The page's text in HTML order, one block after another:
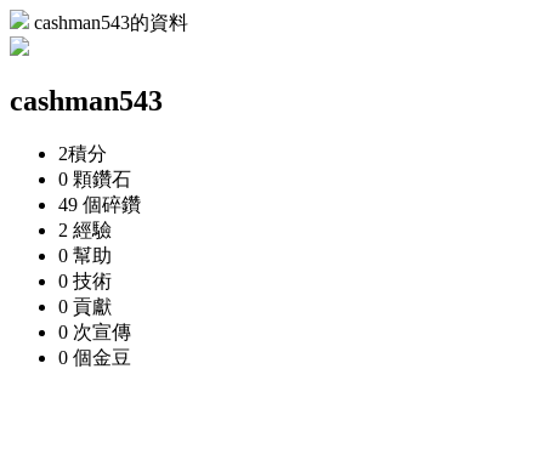
cashman543的資料
cashman543
2積分
0 顆鑽石
49 個碎鑽
2 經驗
0 幫助
0 技術
0 貢獻
0 次宣傳
0 個金豆